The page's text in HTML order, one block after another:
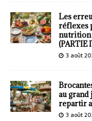
Les
réflexes
nutrition
(PARTIE
3 août
au grand
repartir
3 août